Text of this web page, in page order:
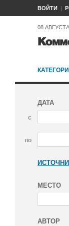
ВОЙТИ
08
ДАТА
с
по
МЕСТО
АВТОР